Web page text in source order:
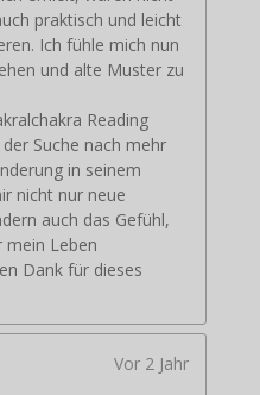
praktisch und leicht
Ich fühle mich nun
und alte Muster zu
Reading
Suche nach mehr
in seinem
nicht nur neue
auch das Gefühl,
mein Leben
Dank für dieses
Vor 2 Jahr